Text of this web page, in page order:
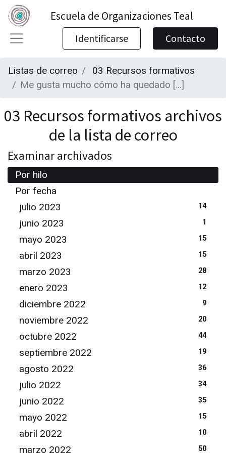
Escuela de Organizaciones Teal
Identificarse Contacto
Listas de correo
03 Recursos formativos
Me gusta mucho cómo ha quedado [...]
03 Recursos formativos archivos
de la lista de correo
Examinar archivados
Por hilo
Por fecha
julio 2023
14
junio 2023 1
mayo 2023 15
abril 2023 15
marzo 2023 28
enero 2023 12
diciembre 2022 9
noviembre 2022 20
octubre 2022 44
septiembre 2022 19
agosto 2022 36
julio 2022 34
junio 2022 35
mayo 2022 15
abril 2022 10
marzo 2022 50